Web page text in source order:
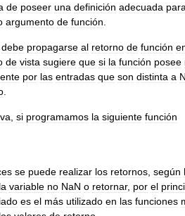
de poseer una definición adecuada para
argumento de función
debe propagarse al retorno de función
de vista sugiere que si la función posee
por las entradas que son distinta a
si programamos la siguiente función
se puede realizar los retornos según
la variable no NaN o retornar, por el
es el más utilizado en las funciones